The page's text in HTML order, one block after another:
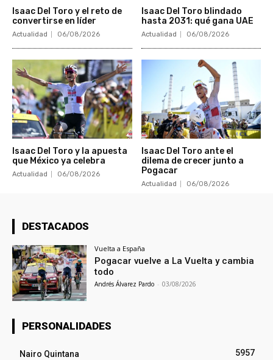
Isaac Del Toro y el reto de
convertirse en líder
Actualidad 06/08/2026
Isaac Del Toro blindado
hasta 2031: qué gana UAE
Actualidad 06/08/2026
Isaac Del Toro y la apuesta
que México ya celebra
Actualidad 06/08/2026
Isaac Del Toro ante el
dilema de crecer junto a
Pogacar
Actualidad 06/08/2026
DESTACADOS
Vuelta a España
Pogacar vuelve a La Vuelta y cambia
todo
Andrés Álvarez Pardo - 03/08/2026
PERSONALIDADES
Nairo Quintana
5957